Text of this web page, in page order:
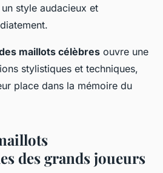
style audacieux et
maillots célèbres ouvre une
stylistiques et techniques,
place dans la mémoire du
des grands joueurs